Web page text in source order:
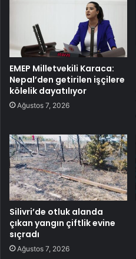
EMEP Milletvekili Karaca:
Nepal’den getirilen işçilere
kölelik dayatılıyor
Ağustos 7, 2026
Silivri’de otluk alanda
çıkan yangın çiftlik evine
sıçradı
Ağustos 7, 2026